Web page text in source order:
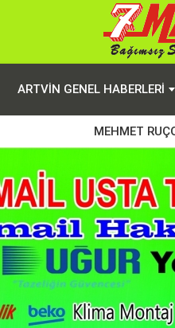
ARTVIN GENEL HABERLERI
MEHMET